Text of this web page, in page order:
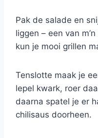
Pak de salade en
liggen – een van
kun je mooi grillen
Tenslotte maak je
lepel kwark, roer
daarna spatel je er
chilisaus doorheen.